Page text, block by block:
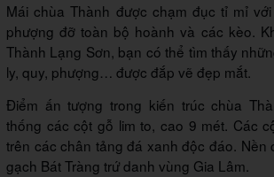
Mái chùa Thành được chạm đục tỉ mỉ
phượng đỡ toàn bộ hoành và các kèo.
Thành Lạng Sơn, bạn có thể tìm thấy
ly, quy, phượng… được đắp vẽ đẹp mắt.
Điểm ấn tượng trong kiến trúc chùa
thống các cột gỗ lim to, cao 9 mét. Các
trên các chân tảng đá xanh độc đáo. Nền
gạch Bát Tràng trứ danh vùng Gia Lâm.